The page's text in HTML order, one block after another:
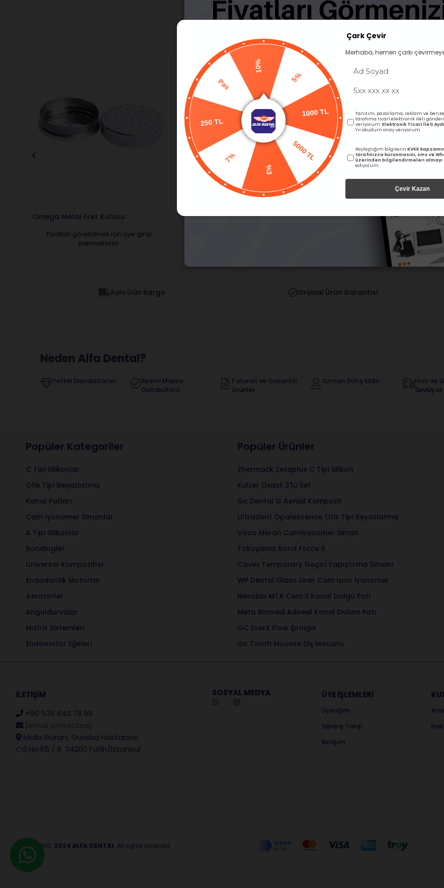
Omega Metal Frez Kutusu
Fiyatları görebilmek için üye girişi
yapmalısınız.
Omega Aeratör Frez Standı Cotisen Çekmeceli Frez
Fiyatları görebilmek için
yapmalısınız.
Aynı Gün Kargo Orijinal Ürün Garantisi
Neden Alfa Dental?
Yetkili Distribütörler
Resmi Marka
Distribütörü
Faturalı ve Garantili
Ürünler
Uzman Satış Ekibi
Hızlı ve
Sevkiyat
Popüler Kategoriler
C Tipi Silikonlar
Ofis Tipi Beyazlatma
Kanal Patları
Cam İyonomer Simanlar
A Tipi Silikonlar
Bondingler
Universal Kompozitler
Endodontik Motorlar
Aeratörler
Anguldurvalar
Matrix Sistemleri
Endomotor Eğeleri
Popüler Ürünler
Zhermack Zetaplus C Tipi Silikon
Kulzer Oxasil 3'lü Set
Gc Dental G Aenial Kompozit
Ultradent Opalescence Ofis Tipi Beyazlatma
Voco Meron Camiyonomer Siman
Tokuyama Bond Force II
Cavex Temporary Geçici Yapıştırma Simanı
WP Dental Glass Liner Cam Işınlı İyonomer
Nexobio MTA Cem S Kanal Dolgu Patı
Meta Biomed Adseal Kanal Dolum Patı
GC EverX Flow Şırınga
Gc Tooth Mousse Diş Macunu
İLETİŞİM
+90 536 643 78 98
Molla Gürani, Gureba Hastanesi
Cd No:65 / B, 34200 Fatih/İstanbul
SOSYAL MEDYA ÜYE İŞLEMLERİ
Üyeliğim
Sipariş Takip
İletişim
Copyright© 2024 ALFA DENTAL All rights reserved.
10%
5%
1000 TL
5000 TL
%3
7%
250 TL
Pas
Çark Çevir
Merhaba, hemen çarkı
Tanıtım, pazarlama, reklam ve
tarafıma ticari elektronik ileti
veriyorum.Elektronik Ticari İleti
'ni okudum onay veriyorum.
Paylaştığım bilgilerin KVKK
tarafınızca korunmasını, sms ve
üzerinden bilgilendirmeleri almayı
ediyorum.
Çevir Kazan